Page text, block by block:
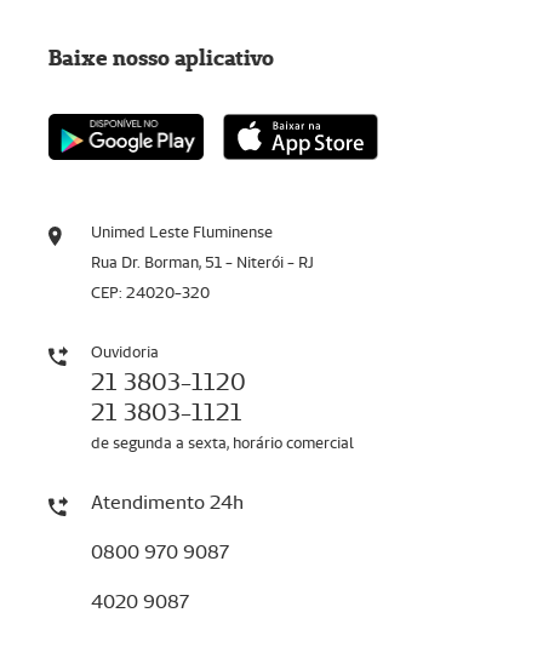
Unimed Leste Fluminense
Rua Dr. Borman, 51 - Niterói - RJ
CEP: 24020-320
Ouvidoria
21 3803-1120
21 3803-1121
de segunda a sexta, horário comercial
Atendimento 24h
0800 970 9087
4020 9087
Baixe nosso aplicativo